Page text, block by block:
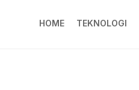
HOME TEKNOLOGI